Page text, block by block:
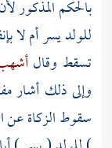
بالحكم المذكور
للولد يسر أم لا
تسقط وقال
وإلى ذلك أشار
سقوط الزكاة عن